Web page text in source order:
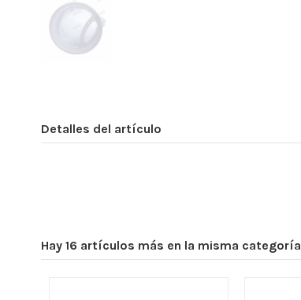
Detalles del artículo
Hay 16 artículos más en la misma categoría